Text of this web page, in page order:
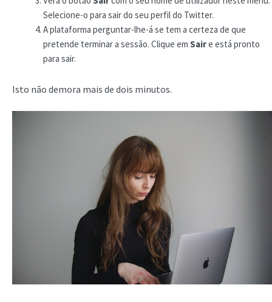
Selecione-o para sair do seu perfil do Twitter.
A plataforma perguntar-lhe-á se tem a certeza de que
pretende terminar a sessão. Clique em Saire está pronto
para sair.
Isto não demora mais de dois minutos.